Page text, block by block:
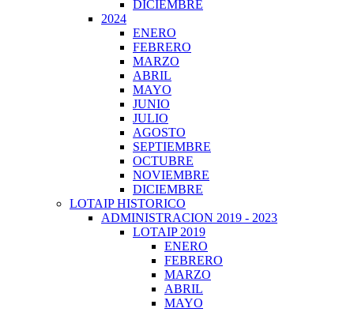
DICIEMBRE
2024
ENERO
FEBRERO
MARZO
ABRIL
MAYO
JUNIO
JULIO
AGOSTO
SEPTIEMBRE
OCTUBRE
NOVIEMBRE
DICIEMBRE
LOTAIP HISTORICO
ADMINISTRACION 2019 - 2023
LOTAIP 2019
ENERO
FEBRERO
MARZO
ABRIL
MAYO